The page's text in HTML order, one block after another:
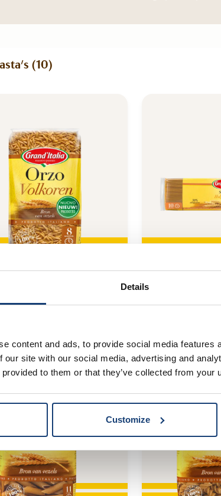
Details
content and ads, to provide social media features
our site with our social media, advertising and
to them or that they’ve collected from your
Customize
(10)
Spaghetti